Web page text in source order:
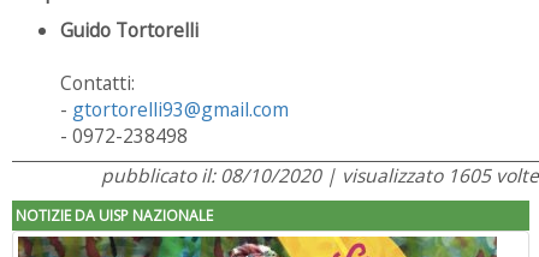
Guido Tortorelli
Contatti:
- gtortorelli93@gmail.com
- 0972-238498
pubblicato il: 08/10/2020 | visualizzato 1605 volte
NOTIZIE DA UISP NAZIONALE